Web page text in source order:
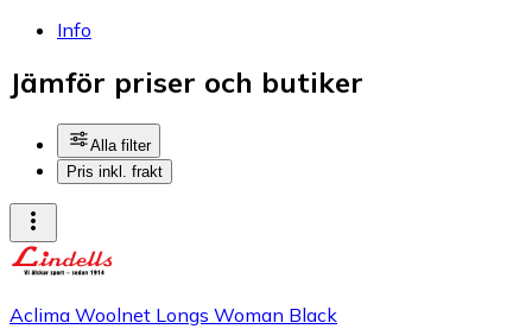
Info
Jämför priser och butiker
Alla filter
Pris inkl. frakt
Aclima Woolnet Longs Woman Black